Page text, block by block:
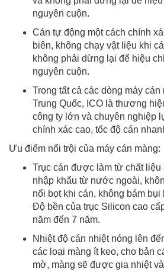
nguyên cuộn.
Cán tự động một cách chính
biên, không chạy vật liệu khi
không phải dừng lại để hiệu
nguyên cuộn.
Trong tất cả các dòng máy
Trung Quốc, ICO là thương
công ty lớn và chuyên nghiệp
chính xác cao, tốc độ cán
Ưu điểm nổi trội của máy cán màng:
Trục cán được làm từ chất
nhập khẩu từ nước ngoài,
nổi bọt khi cán, không bám
Độ bền của trục Silicon cao
năm đến 7 năm.
Nhiệt độ cán nhiệt nóng lên
các loại màng ít keo, cho bản
mờ, màng sẽ được gia nhiệt